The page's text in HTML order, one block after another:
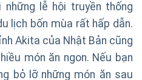
lễ hội truyền thống
lịch bốn mùa rất hấp dẫn.
Akita của Nhật Bản cũng
món ăn ngon. Nếu bạn
bỏ lỡ những món ăn sau